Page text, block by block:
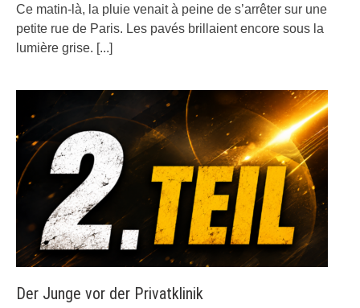
Ce matin-là, la pluie venait à peine de s’arrêter sur une
petite rue de Paris. Les pavés brillaient encore sous la
lumière grise. [...]
Der Junge vor der Privatklinik